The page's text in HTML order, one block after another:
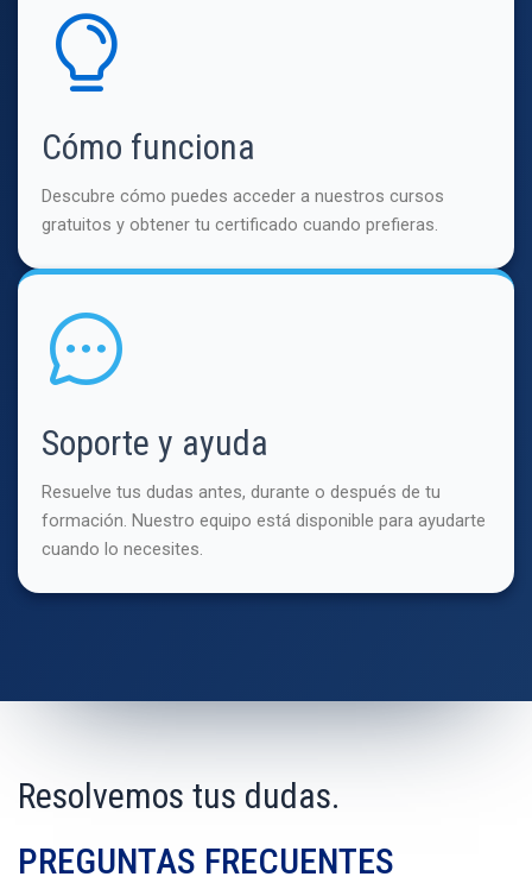
Cómo funciona
Descubre cómo puedes acceder a nuestros cursos
gratuitos y obtener tu certificado cuando prefieras.
Soporte y ayuda
Resuelve tus dudas antes, durante o después de tu
formación. Nuestro equipo está disponible para ayudarte
cuando lo necesites.
Resolvemos tus dudas.
PREGUNTAS FRECUENTES